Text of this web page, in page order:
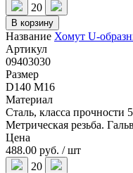
20
В корзину
Название Хомут U-
Артикул
09403030
Размер
D140 M16
Материал
Сталь, класса прочности
Метрическая резьба.
Цена
488.00 руб. / шт
20